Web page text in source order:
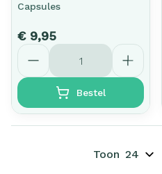
Capsules
€ 9,95
Aantal
Bestel
Toon